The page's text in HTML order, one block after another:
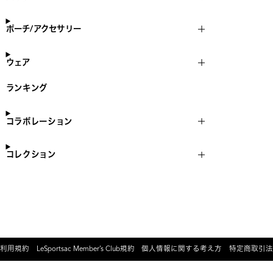
ポーチ/アクセサリー
ウェア
ランキング
コラボレーション
コレクション
利用規約 LeSportsac Member’s Club規約 個人情報に関する考え方 特定商取引